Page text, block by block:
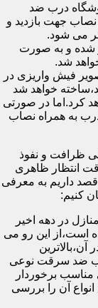
درب ضد
جهت بازدید و
می شود.
شده و به صورت
شد.
فیش واریزی در
خواهد شد
در صورتی
به همراه نصاب
ظرافت و نفوذ
انتظار ظاهری
داریم به معرفی
کنیم:
در دهه اخیر
است،از این رو می
درب ضد سرقت نوعی
برخوردار
آن را بررسی